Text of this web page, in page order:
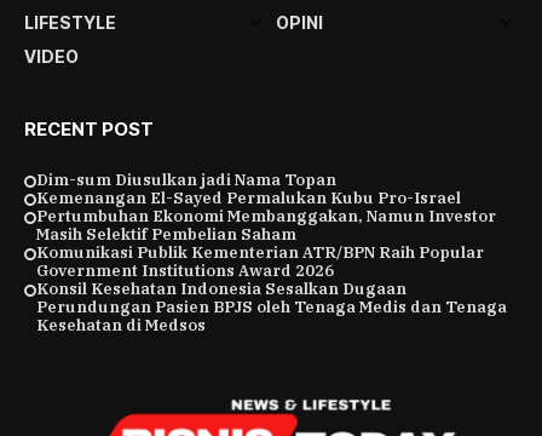
LIFESTYLE
OPINI
VIDEO
RECENT POST
Dim-sum Diusulkan jadi Nama Topan
Kemenangan El-Sayed Permalukan Kubu Pro-Israel
Pertumbuhan Ekonomi Membanggakan, Namun Investor
Masih Selektif Pembelian Saham
Komunikasi Publik Kementerian ATR/BPN Raih Popular
Government Institutions Award 2026
Konsil Kesehatan Indonesia Sesalkan Dugaan
Perundungan Pasien BPJS oleh Tenaga Medis dan Tenaga
Kesehatan di Medsos